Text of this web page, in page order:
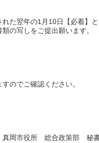
た翌年の1月10日【必着】
の写しをご提出願います。
のでご確認ください。
真岡市役所 総合政策部 秘